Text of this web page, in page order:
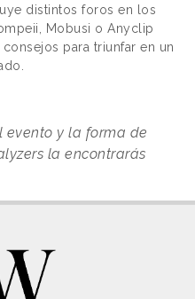
distintos foros en los
Mobusi o Anyclip
para triunfar en un
evento y la forma de
la encontrarás